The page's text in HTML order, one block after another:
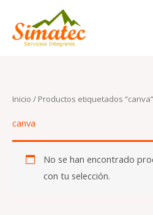
contenido
Inicio / Productos etiquetados “canva”
canva
No se han encontrado
con tu selección.